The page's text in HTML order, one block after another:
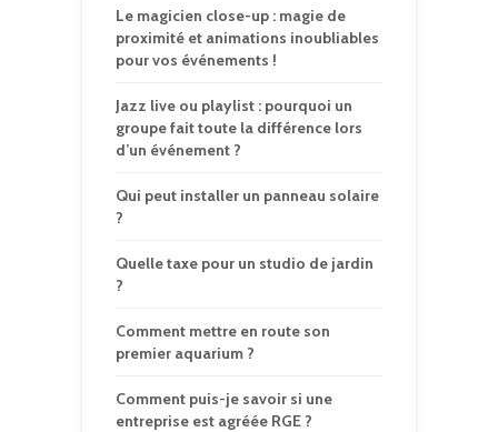
Le magicien close-up : magie de
proximité et animations inoubliables
pour vos événements !
Jazz live ou playlist : pourquoi un
groupe fait toute la différence lors
d’un événement ?
Qui peut installer un panneau solaire
?
Quelle taxe pour un studio de jardin
?
Comment mettre en route son
premier aquarium ?
Comment puis-je savoir si une
entreprise est agréée RGE ?